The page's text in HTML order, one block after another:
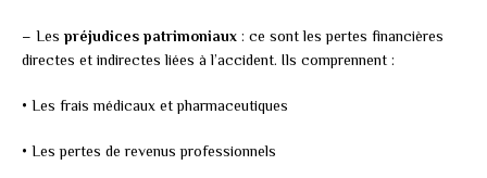
– Les préjudices patrimoniaux : ce sont les pertes financières
directes et indirectes liées à l’accident. Ils comprennent :
• Les frais médicaux et pharmaceutiques
• Les pertes de revenus professionnels